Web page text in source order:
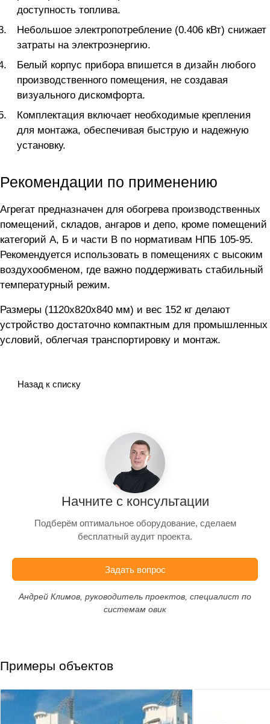
доступность топлива.
Небольшое электропотребление (0.406 кВт) снижает
затраты на электроэнергию.
Белый корпус прибора впишется в дизайн любого
производственного помещения, не создавая
визуального дискомфорта.
Комплектация включает необходимые крепления
для монтажа, обеспечивая быструю и надежную
установку.
Рекомендации по применению
Агрегат предназначен для обогрева производственных
помещений, складов, ангаров и депо, кроме помещений
категорий А, Б и части В по нормативам НПБ 105-95.
Рекомендуется использовать в помещениях с высоким
воздухообменом, где важно поддерживать стабильный
температурный режим.
Размеры (1120x820x840 мм) и вес 152 кг делают
устройство достаточно компактным для промышленных
условий, облегчая транспортировку и монтаж.
Назад к списку
Начните с консультации
Подберём оптимальное оборудование, сделаем
бесплатный аудит проекта.
Задать вопрос
Андрей Климов, руководитель проектов, специалист по
системам овик
Примеры объектов